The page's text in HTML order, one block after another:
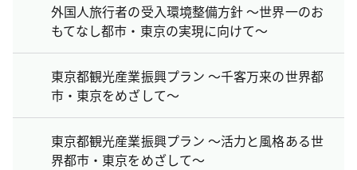
外国人旅行者の受入環境整備方針 ～世界一のお
もてなし都市・東京の実現に向けて～
東京都観光産業振興プラン ～千客万来の世界都
市・東京をめざして～
東京都観光産業振興プラン ～活力と風格ある世
界都市・東京をめざして～